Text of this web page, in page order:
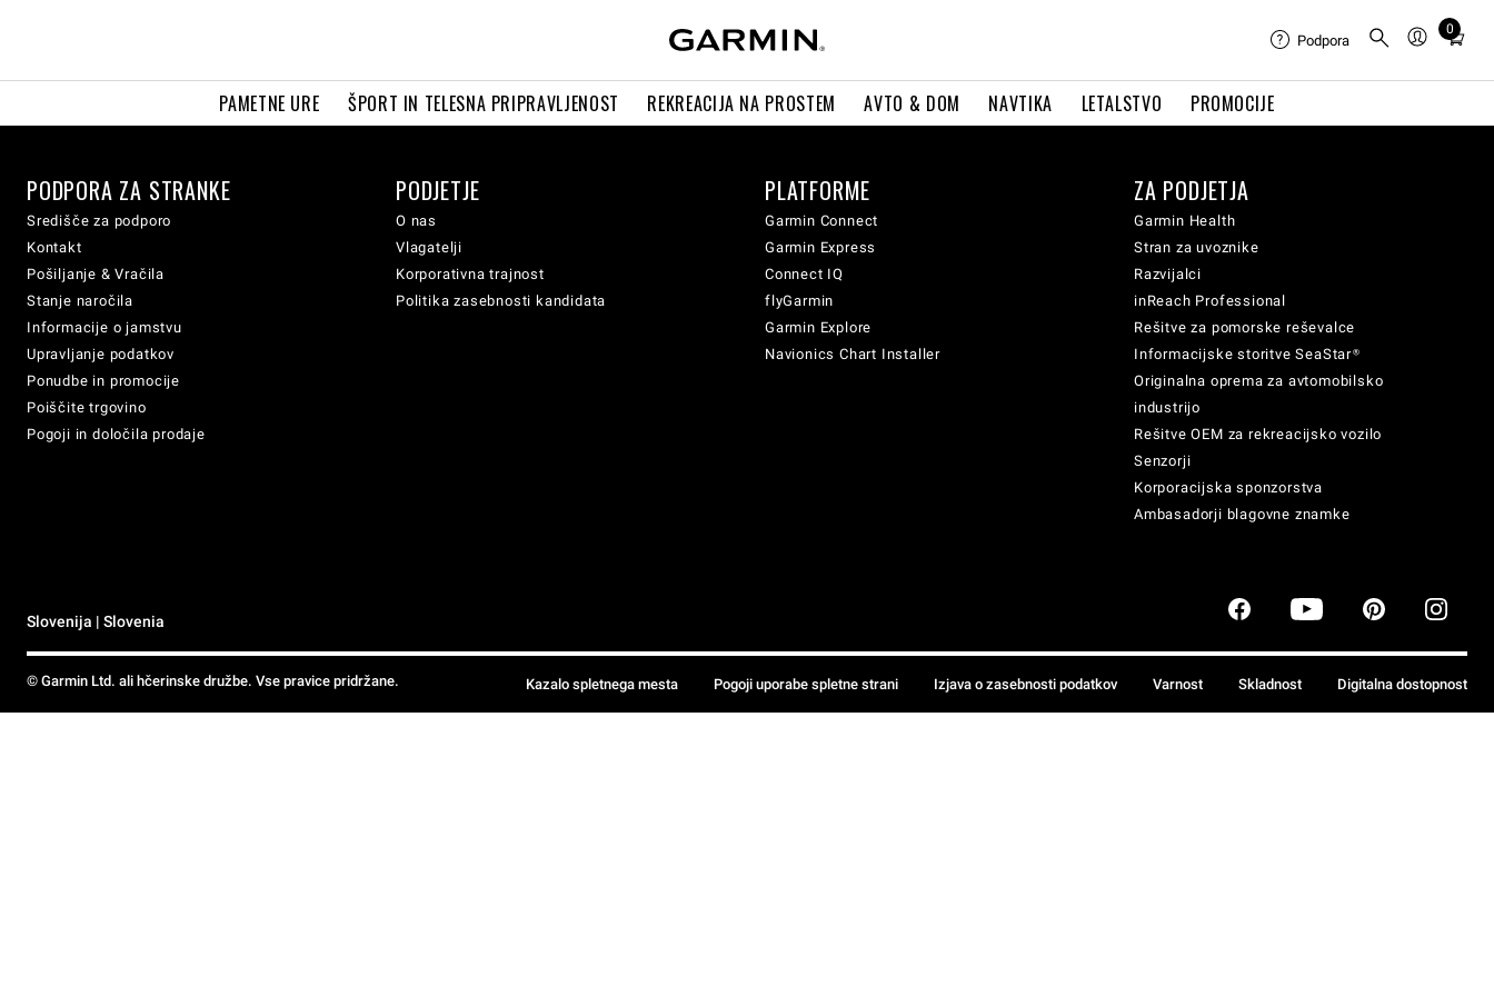
PAMETNE URE ŠPORT IN TELESNA PRIPRAVLJENOST REKREACIJA NA PROSTEM AVTO & DOM NAVTIKA LETALSTVO PROMOCIJE
Podpora
0
Total
cart:
PODPORA ZA STRANKE
Središče za podporo
Kontakt
Pošiljanje & Vračila
Stanje naročila
Informacije o jamstvu
Upravljanje podatkov
Ponudbe in promocije
Poiščite trgovino
Pogoji in določila prodaje
PODJETJE
O nas
Vlagatelji
Korporativna trajnost
Politika zasebnosti kandidata
PLATFORME
Garmin Connect
Garmin Express
Connect IQ
flyGarmin
Garmin Explore
Navionics Chart Installer
ZA PODJETJA
Garmin Health
Stran za uvoznike
Razvijalci
inReach Professional
Rešitve za pomorske reševalce
Informacijske storitve SeaStar®
Originalna oprema za avtomobilsko
industrijo
Rešitve OEM za rekreacijsko vozilo
Senzorji
Korporacijska sponzorstva
Ambasadorji blagovne znamke
Slovenija | Slovenia
© Garmin Ltd. ali hčerinske družbe. Vse pravice pridržane. Kazalo spletnega mesta Pogoji uporabe spletne strani Izjava o zasebnosti podatkov Varnost Skladnost Digitalna dostopnost